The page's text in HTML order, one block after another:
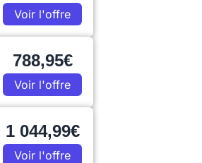
Voir l'offre
788,95€
Voir l'offre
1 044,99€
Voir l'offre